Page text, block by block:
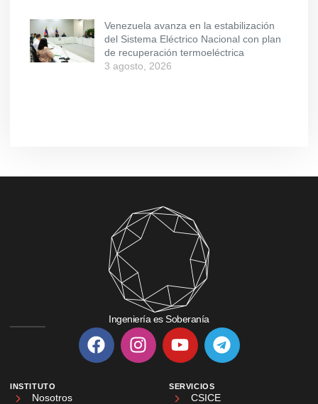
Venezuela avanza en la estabilización
del Sistema Eléctrico Nacional con plan
de recuperación termoeléctrica
3 agosto, 2026
Ingeniería es Soberanía
INSTITUTO
Nosotros
SERVICIOS
CSICE